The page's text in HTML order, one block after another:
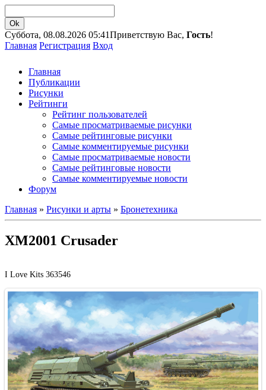
Суббота, 08.08.2026 05:41Приветствую Вас, Гость!
Главная Регистрация Вход
Главная
Публикации
Рисунки
Рейтинги
Рейтинг пользователей
Самые просматриваемые рисунки
Самые рейтинговые рисунки
Самые комментируемые рисунки
Самые просматриваемые новости
Самые рейтинговые новости
Самые комментируемые новости
Форум
Главная » Рисунки и арты » Бронетехника
XM2001 Crusader
I Love Kits 363546